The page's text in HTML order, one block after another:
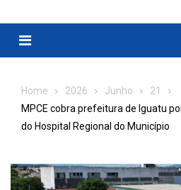
Menu
Home 2026 Junho
21
MPCE cobra prefeitura de Iguatu
do Hospital Regional do Município